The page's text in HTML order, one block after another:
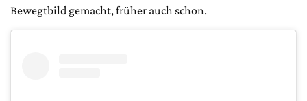
Bewegtbild gemacht, früher auch schon.